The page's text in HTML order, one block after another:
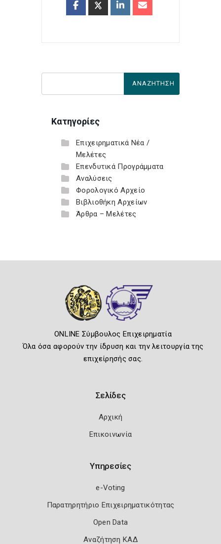
Κατηγορίες
Επιχειρηματικά Νέα /
Μελέτες
Επενδυτικά Προγράμματα
Αναλύσεις
Φορολογικό Αρχείο
Βιβλιοθήκη Αρχείων
Άρθρα – Μελέτες
ONLINE Σύμβουλος Επιχειρηματία
Όλα όσα αφορούν την ίδρυση και την λειτουργία της
επιχείρησής σας.
Σελίδες
Αρχική
Επικοινωνία
Υπηρεσίες
e-Voting
Παρατηρητήριο Επιχειρηματικότητας
Open Data
Αναζήτηση ΚΑΔ